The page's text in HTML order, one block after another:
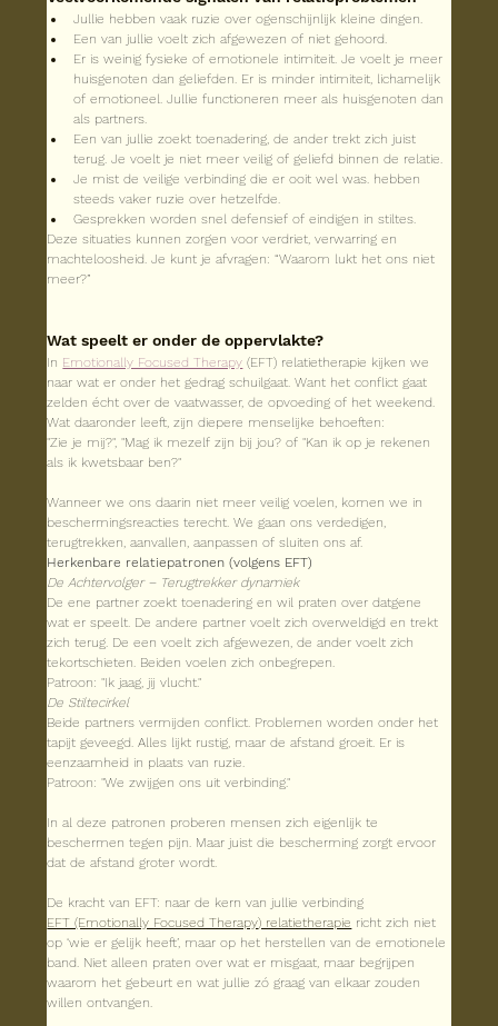
Jullie hebben vaak ruzie over ogenschijnlijk kleine dingen.
Een van jullie voelt zich afgewezen of niet gehoord.
Er is weinig fysieke of emotionele intimiteit. Je voelt je meer
huisgenoten dan geliefden. Er is minder intimiteit, lichamelijk
of emotioneel. Jullie functioneren meer als huisgenoten dan
als partners.
Een van jullie zoekt toenadering, de ander trekt zich juist
terug. Je voelt je niet meer veilig of geliefd binnen de relatie.
Je mist de veilige verbinding die er ooit wel was. hebben
steeds vaker ruzie over hetzelfde.
Gesprekken worden snel defensief of eindigen in stiltes.
Deze situaties kunnen zorgen voor verdriet, verwarring en
machteloosheid. Je kunt je afvragen: “Waarom lukt het ons niet
meer?”
Wat speelt er onder de oppervlakte?
In Emotionally Focused Therapy (EFT) relatietherapie kijken we
naar wat er onder het gedrag schuilgaat. Want het conflict gaat
zelden écht over de vaatwasser, de opvoeding of het weekend.
Wat daaronder leeft, zijn diepere menselijke behoeften:
"Zie je mij?", "Mag ik mezelf zijn bij jou? of "Kan ik op je rekenen
als ik kwetsbaar ben?"
Wanneer we ons daarin niet meer veilig voelen, komen we in
beschermingsreacties terecht. We gaan ons verdedigen,
terugtrekken, aanvallen, aanpassen of sluiten ons af.
Herkenbare relatiepatronen (volgens EFT)
De Achtervolger – Terugtrekker dynamiek
De ene partner zoekt toenadering en wil praten over datgene
wat er speelt. De andere partner voelt zich overweldigd en trekt
zich terug. De een voelt zich afgewezen, de ander voelt zich
tekortschieten. Beiden voelen zich onbegrepen.
Patroon: "Ik jaag, jij vlucht."
De Stiltecirkel
Beide partners vermijden conflict. Problemen worden onder het
tapijt geveegd. Alles lijkt rustig, maar de afstand groeit. Er is
eenzaamheid in plaats van ruzie.
Patroon: "We zwijgen ons uit verbinding."
In al deze patronen proberen mensen zich eigenlijk te
beschermen tegen pijn. Maar juist die bescherming zorgt ervoor
dat de afstand groter wordt.
De kracht van EFT: naar de kern van jullie verbinding
EFT (Emotionally Focused Therapy) relatietherapie richt zich niet
op ‘wie er gelijk heeft’, maar op het herstellen van de emotionele
band. Niet alleen praten over wat er misgaat, maar begrijpen
waarom het gebeurt en wat jullie zó graag van elkaar zouden
willen ontvangen.